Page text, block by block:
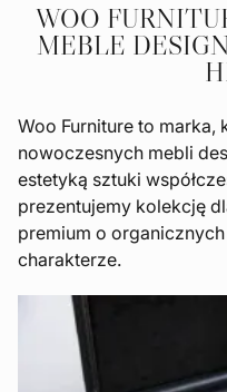
WOO
MEBLE
Woo Furniture to
nowoczesnych mebli
estetyką sztuki
prezentujemy kolekcję
premium o
charakterze.